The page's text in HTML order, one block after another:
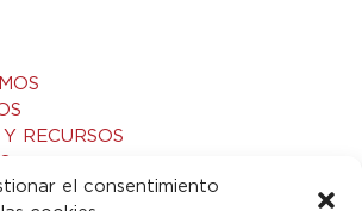
el consentimiento
RECURSOS